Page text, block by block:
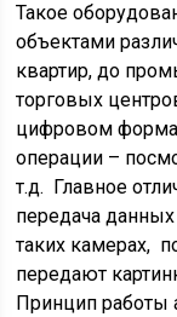
Такое
объектами
квартир, до
торговых
цифровом
операции –
т.д. Главное
передача
таких камерах,
передают
Принцип работы